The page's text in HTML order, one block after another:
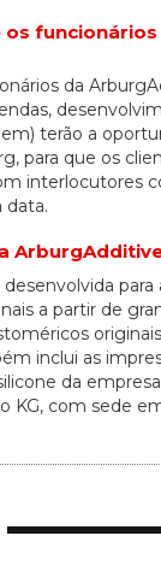
os
da
terão a
para que os
interlocutores
data.
para
a partir de
inclui as
da
KG, com sede